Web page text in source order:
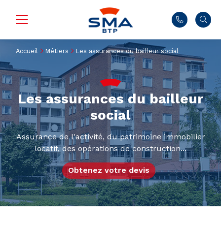
Accueil Métiers Les assurances du bailleur social
Les assurances du bailleur
social
Assurance de l'activité, du patrimoine immobilier
locatif, des opérations de construction...
Obtenez votre devis